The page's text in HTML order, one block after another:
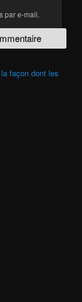
par e-mail.
façon dont les